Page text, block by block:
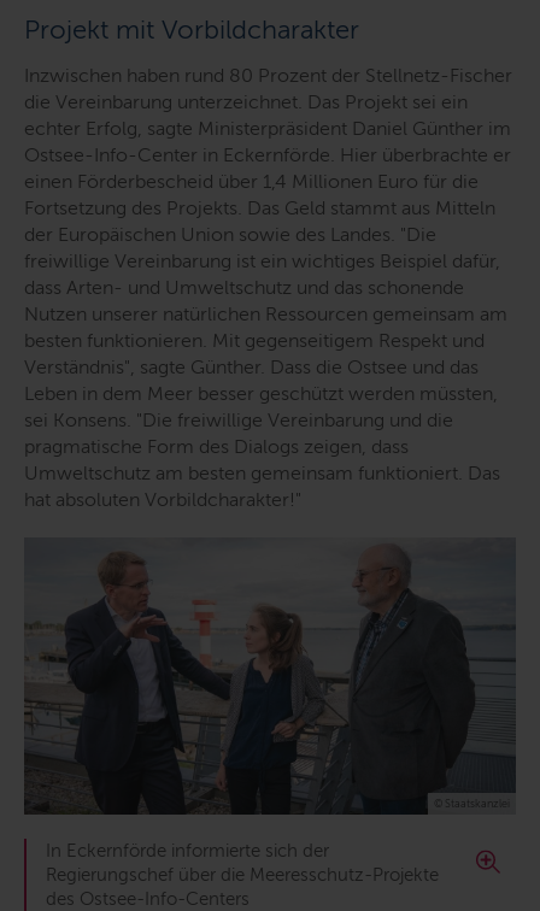
Projekt mit Vorbildcharakter
Inzwischen haben rund 80 Prozent der Stellnetz-Fischer
die Vereinbarung unterzeichnet. Das Projekt sei ein
echter Erfolg, sagte Ministerpräsident Daniel Günther im
Ostsee-Info-Center in Eckernförde. Hier überbrachte er
einen Förderbescheid über 1,4 Millionen Euro für die
Fortsetzung des Projekts. Das Geld stammt aus Mitteln
der Europäischen Union sowie des Landes. "Die
freiwillige Vereinbarung ist ein wichtiges Beispiel dafür,
dass Arten- und Umweltschutz und das schonende
Nutzen unserer natürlichen Ressourcen gemeinsam am
besten funktionieren. Mit gegenseitigem Respekt und
Verständnis", sagte Günther. Dass die Ostsee und das
Leben in dem Meer besser geschützt werden müssten,
sei Konsens. "Die freiwillige Vereinbarung und die
pragmatische Form des Dialogs zeigen, dass
Umweltschutz am besten gemeinsam funktioniert. Das
hat absoluten Vorbildcharakter!"
© Staatskanzlei
In Eckernförde informierte sich der
Regierungschef über die Meeresschutz-Projekte
des Ostsee-Info-Centers